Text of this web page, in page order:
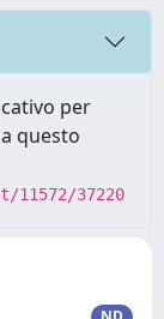
per
questo
37220